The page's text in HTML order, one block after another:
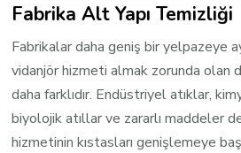
Fabrika Alt Yapı Temizliği
Fabrikalar daha geniş bir yelpazeye
vidanjör hizmeti almak zorunda olan
daha farklıdır. Endüstriyel atıklar,
biyolojik atıllar ve zararlı maddeler
hizmetinin kıstasları genişlemeye